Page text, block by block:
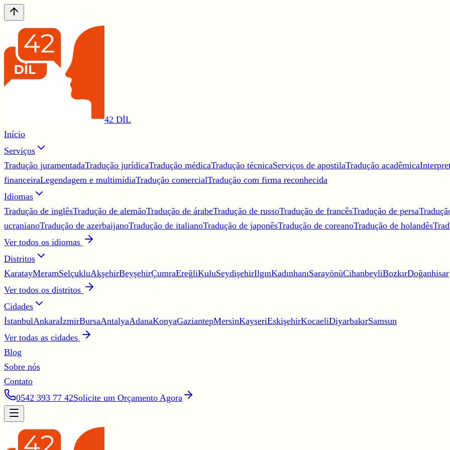
42 DİL
Início
Serviços
Tradução juramentadaTradução jurídicaTradução médicaTradução técnicaServiços de apostilaTradução acadêmica
financeiraLegendagem e multimídiaTradução comercialTradução com firma reconhecida
Idiomas
Tradução de inglêsTradução de alemãoTradução de árabeTradução de russoTradução de francêsTradução de persa
ucranianoTradução de azerbaijanoTradução de italianoTradução de japonêsTradução de coreanoTradução de holandês
Ver todos os idiomas
Distritos
KaratayMeramSelçukluAkşehirBeyşehirÇumraEreğliKuluSeydişehirIlgınKadınhanıSarayönüCihanbeyliBozkırDoğanhisar
Ver todos os distritos
Cidades
İstanbulAnkaraİzmirBursaAntalyaAdanaKonyaGaziantepMersinKayseriEskişehirKocaeliDiyarbakırSamsun
Ver todas as cidades
Blog
Sobre nós
Contato
0542 393 77 42Solicite um Orçamento Agora